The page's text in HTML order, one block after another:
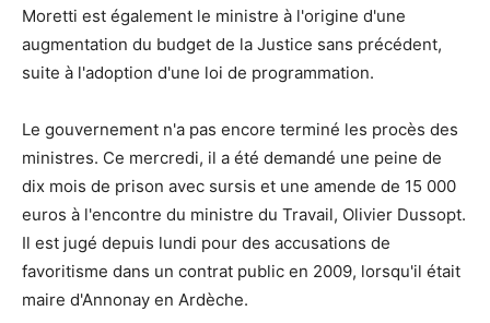
Moretti est également le ministre à l'origine d'une
augmentation du budget de la Justice sans précédent,
suite à l'adoption d'une loi de programmation.
Le gouvernement n'a pas encore terminé les procès des
ministres. Ce mercredi, il a été demandé une peine de
dix mois de prison avec sursis et une amende de 15 000
euros à l'encontre du ministre du Travail, Olivier Dussopt.
Il est jugé depuis lundi pour des accusations de
favoritisme dans un contrat public en 2009, lorsqu'il était
maire d'Annonay en Ardèche.